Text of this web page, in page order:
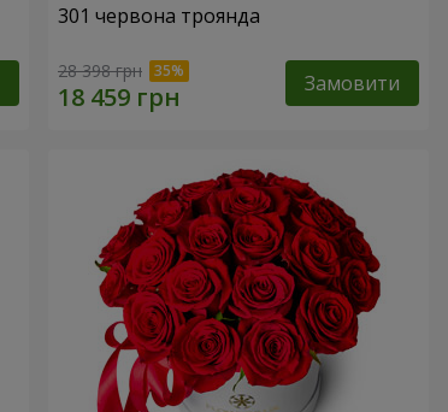
301 червона троянда
28 398 грн Замовити